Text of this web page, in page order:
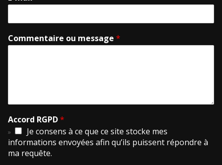
Commentaire ou message *
Accord RGPD*
Je consens à ce que ce site stocke mes
informations envoyées afin qu’ils puissent répondre à
ma requête.